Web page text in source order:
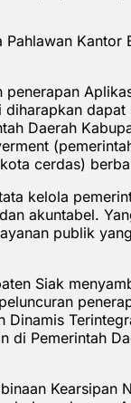
Pahlawan Kantor
penerapan
diharapkan
Daerah
cerdas)
kelola
akuntabel.
publik
Siak
Dinamis
di Pemerintah
Kearsipan